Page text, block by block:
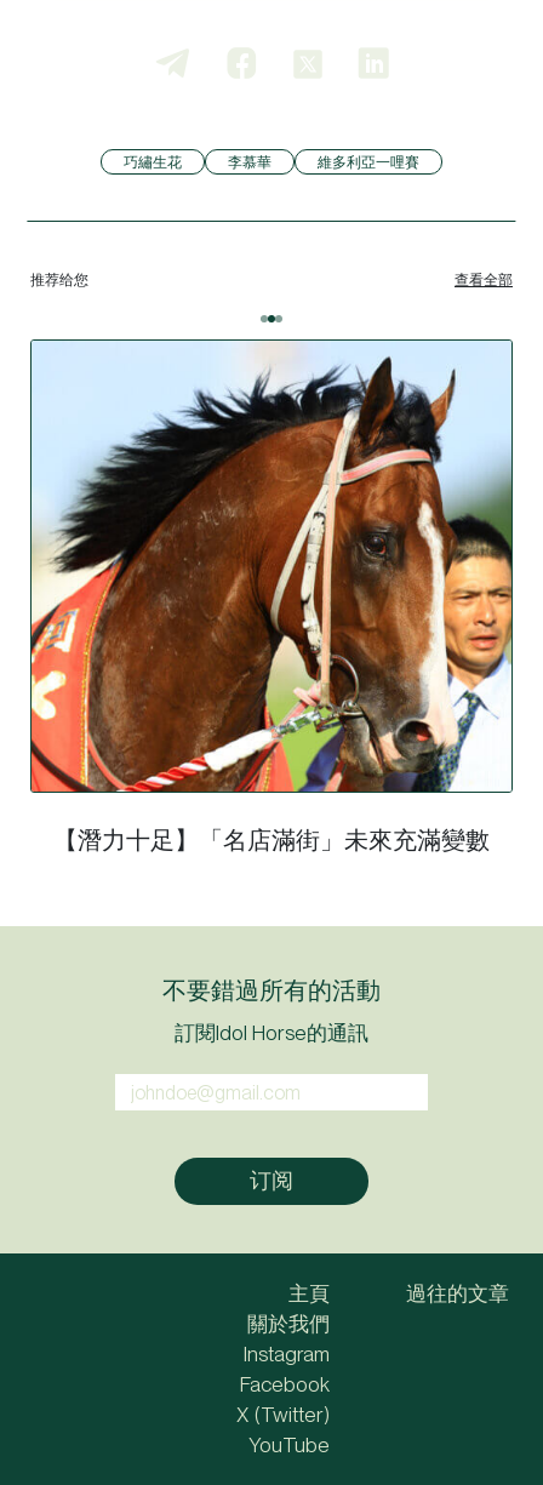
巧繡生花 李慕華 維多利亞一哩賽
推荐给您 查看全部
【潛力十足】「名店滿街」未來充滿變數
不要錯過所有的活動
訂閱Idol Horse的通訊
主頁
關於我們
過往的文章
Instagram
Facebook
X (Twitter)
YouTube